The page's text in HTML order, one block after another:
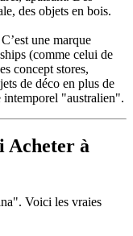
des objets en bois.
une marque
(comme celui de
concept stores,
de déco en plus de
"australien".
Acheter à
Voici les vraies